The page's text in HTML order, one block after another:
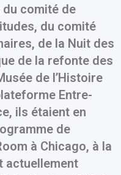
comité de
du comité
de la Nuit des
de la refonte des
de l’Histoire
Entre-
ils étaient en
de
à Chicago, à la
actuellement